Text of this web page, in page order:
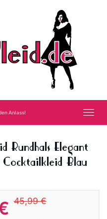
Anlass!
Rundhals Elegant
Blau
45,99 €